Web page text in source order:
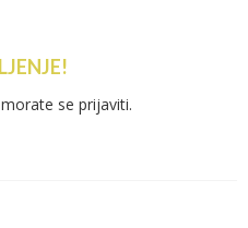
se prijaviti.